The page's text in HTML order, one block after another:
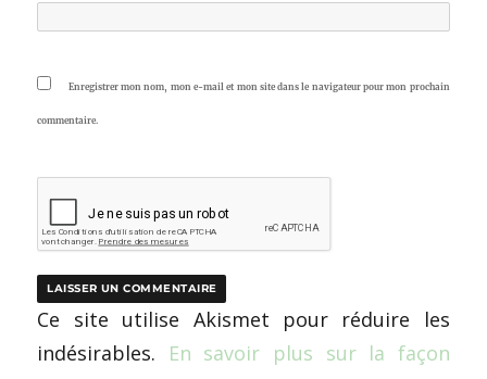
Enregistrer mon nom, mon e-mail et mon site dans le navigateur pour mon prochain
commentaire.
Ce site utilise Akismet pour réduire les
indésirables. En savoir plus sur la façon